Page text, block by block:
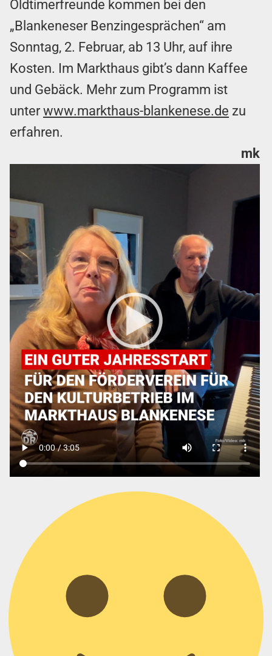
Oldtimerfreunde kommen bei den
„Blankeneser Benzingesprächen“ am
Sonntag, 2. Februar, ab 13 Uhr, auf ihre
Kosten. Im Markthaus gibt’s dann Kaffee
und Gebäck. Mehr zum Programm ist
unterwww.markthaus-blankenese.de zu
erfahren.
mk